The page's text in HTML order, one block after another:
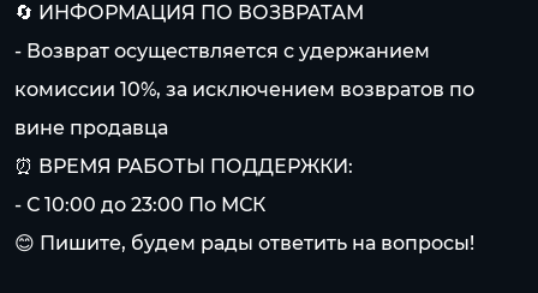
🔄 ИНФОРМАЦИЯ ПО ВОЗВРАТАМ
- Возврат осуществляется с удержанием
комиссии 10%, за исключением возвратов по
вине продавца
⏰ ВРЕМЯ РАБОТЫ ПОДДЕРЖКИ:
- С 10:00 до 23:00 По МСК
😊 Пишите, будем рады ответить на вопросы!